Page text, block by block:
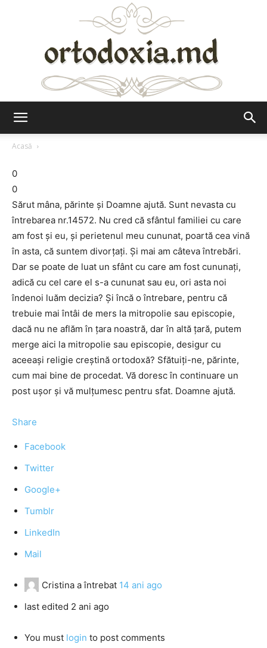
Acasă
0
0
Sărut mâna, părinte şi Doamne ajută. Sunt nevasta cu
întrebarea nr.14572. Nu cred că sfântul familiei cu care
am fost şi eu, şi perietenul meu cununat, poartă cea vină
în asta, că suntem divorţaţi. Şi mai am câteva întrebări.
Dar se poate de luat un sfânt cu care am fost cununaţi,
adică cu cel care el s-a cununat sau eu, ori asta noi
îndenoi luăm decizia? Şi încă o întrebare, pentru că
trebuie mai întâi de mers la mitropolie sau episcopie,
dacă nu ne aflăm în țara noastră, dar în altă ţară, putem
merge aici la mitropolie sau episcopie, desigur cu
aceeaşi religie creştină ortodoxă? Sfătuiţi-ne, părinte,
cum mai bine de procedat. Vă doresc în continuare un
post uşor şi vă mulţumesc pentru sfat. Doamne ajută.
Share
Facebook
Twitter
Google+
Tumblr
LinkedIn
Mail
Cristina a întrebat 14 ani ago
last edited 2 ani ago
You must login to post comments